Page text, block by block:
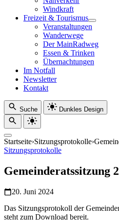
Windkraft
Freizeit & Tourismus
Veranstaltungen
Wanderwege
Der MainRadweg
Essen & Trinken
Übernachtungen
Im Notfall
Newsletter
Kontakt
Suche Dunkles Design
Startseite›Sitzungsprotokolle›
Sitzungsprotokolle
Gemeinderatssitzung
20. Juni 2024
Das Sitzungsprotokoll der
steht zum Download bereit.